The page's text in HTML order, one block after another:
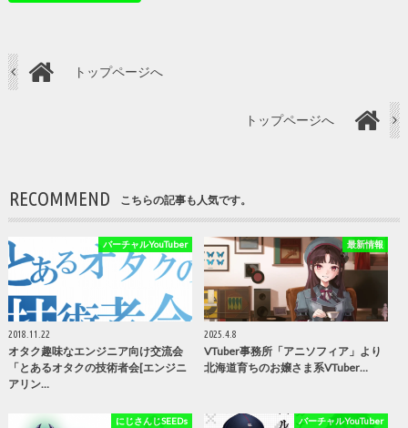
トップページへ
トップページへ
RECOMMEND こちらの記事も人気です。
バーチャルYouTuber
2018.11.22
オタク趣味なエンジニア向け交流会
「とあるオタクの技術者会[エンジニ
アリン…
最新情報
2025.4.8
VTuber事務所「アニソフィア」より
北海道育ちのお嬢さま系VTuber…
にじさんじSEEDs バーチャルYouTuber